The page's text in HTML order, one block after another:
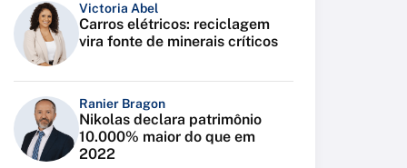
Victoria Abel
Carros elétricos: reciclagem
vira fonte de minerais críticos
Ranier Bragon
Nikolas declara patrimônio
10.000% maior do que em
2022